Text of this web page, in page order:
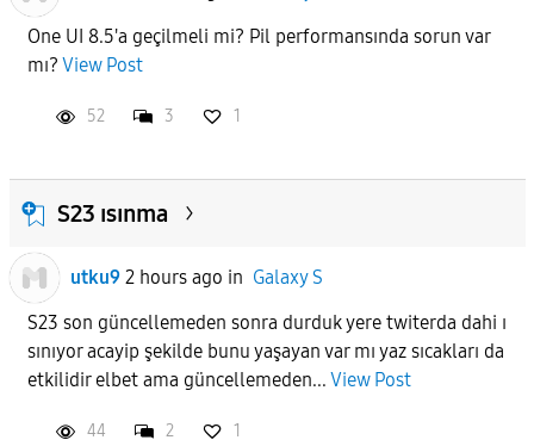
One UI 8.5'a geçilmeli mi? Pil performansında sorun var
mı? View Post
52 3 1
S23 ısınma
utku9 2 hours ago in Galaxy S
S23 son güncellemeden sonra durduk yere twiterda dahi ı
sınıyor acayip şekilde bunu yaşayan var mı yaz sıcakları da
etkilidir elbet ama güncellemeden... View Post
44 2 1